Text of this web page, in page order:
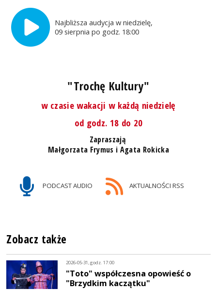
Najbliższa audycja w niedzielę,
09 sierpnia po godz. 18:00
"Trochę Kultury"
w czasie wakacji w każdą niedzielę
od godz. 18 do 20
Zapraszają
Małgorzata Frymus i Agata Rokicka
PODCAST AUDIO AKTUALNOŚCI RSS
Zobacz także
2026-05-31, godz. 17:00
"Toto" współczesna opowieść o
"Brzydkim kaczątku"